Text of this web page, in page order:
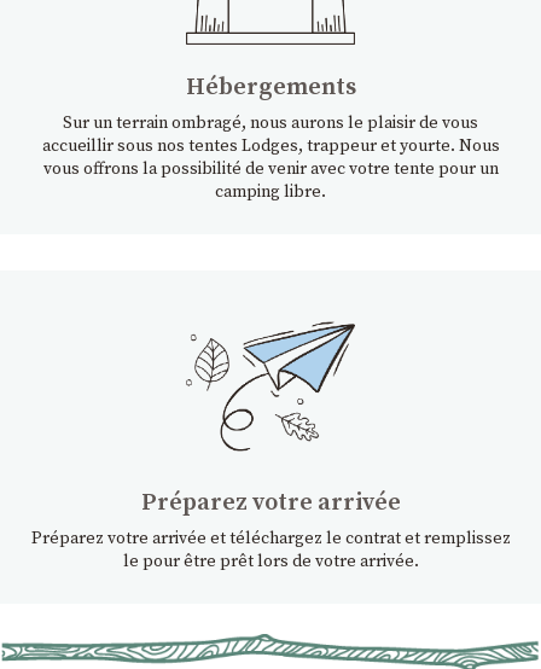
Hébergements
Sur un terrain ombragé, nous aurons le plaisir de vous
accueillir sous nos tentes Lodges, trappeur et yourte. Nous
vous offrons la possibilité de venir avec votre tente pour un
camping libre.
Préparez votre arrivée
Préparez votre arrivée et téléchargez le contrat et remplissez
le pour être prêt lors de votre arrivée.